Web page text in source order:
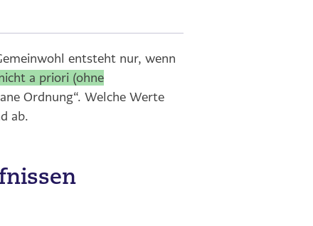
entsteht nur, wenn
a priori (ohne
Ordnung“. Welche Werte
ab.